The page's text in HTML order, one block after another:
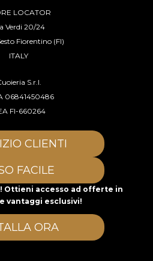
LOCATOR
Verdi 20/24
Fiorentino (FI)
ITALY
S.r.l.
06841450486
FI-660264
CLIENTI
FACILE
Ottieni accesso ad offerte in
vantaggi esclusivi!
ORA